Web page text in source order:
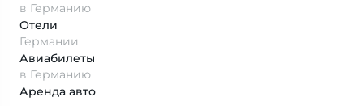
в Германию
Отели
Германии
Авиабилеты
в Германию
Аренда авто